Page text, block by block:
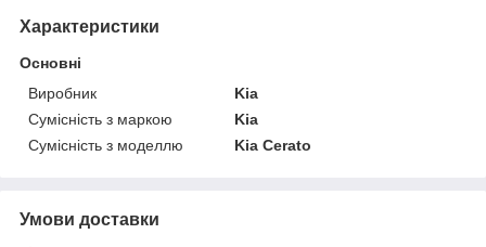
Характеристики
Основні
Виробник
Kia
Сумісність з маркою
Kia
Сумісність з моделлю
Kia Cerato
Умови доставки